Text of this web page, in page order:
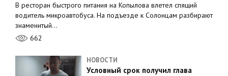
В ресторан быстрого питания на Копылова влетел спящий
водитель микроавтобуса. На подъезде к Солонцам разбирают
знаменитый…
662
НОВОСТИ
Условный срок получил глава